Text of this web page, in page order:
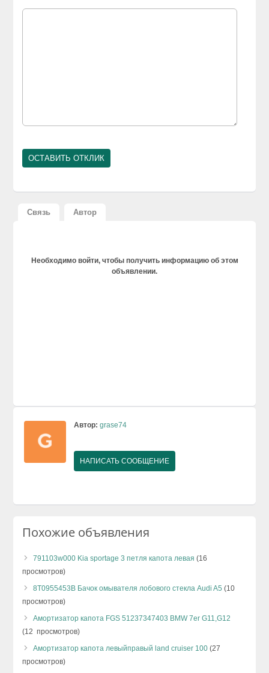
Связь Автор
Необходимо войти, чтобы получить информацию об этом
объявлении.
Автор: grase74
НАПИСАТЬ СООБЩЕНИЕ
Похожие объявления
791103w000 Kia sportage 3 петля капота левая (16
просмотров)
8T0955453B Бачок омывателя лобового стекла Audi A5 (10
просмотров)
Амортизатор капота FGS 51237347403 BMW 7er G11,G12
(12 просмотров)
Амортизатор капота левыйправый land cruiser 100 (27
просмотров)